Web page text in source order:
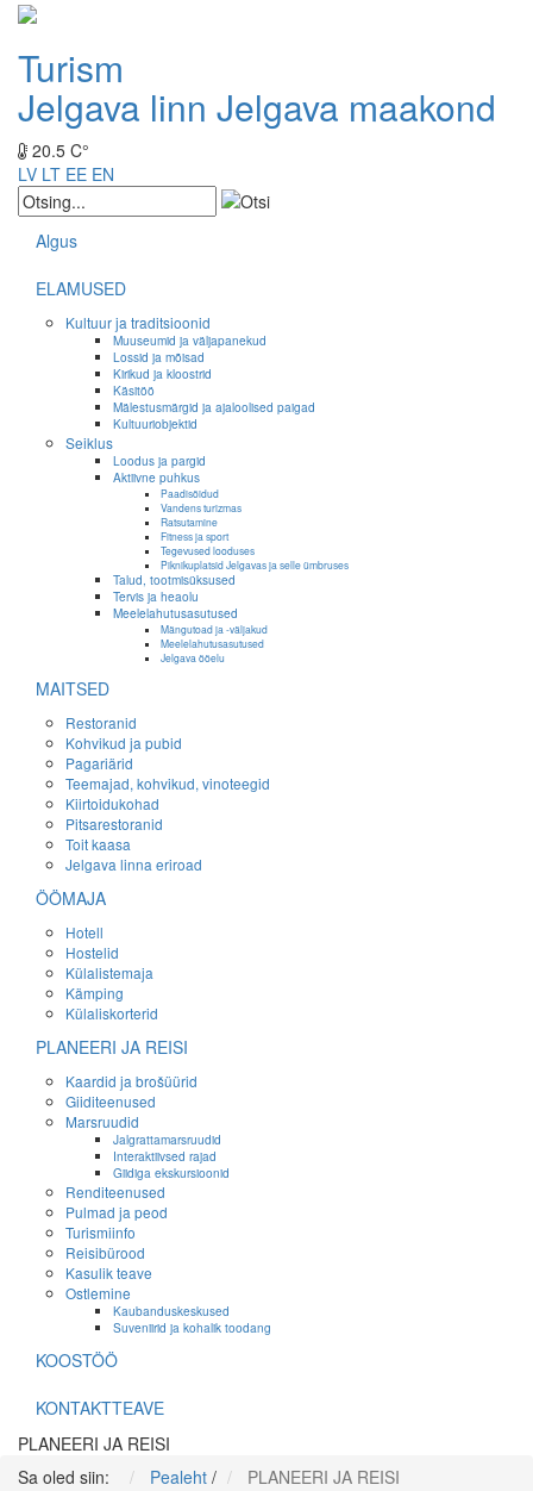
Turism
Jelgava linn Jelgava maakond
20.5 C°
LV LT EE EN
Algus
ELAMUSED
Kultuur ja traditsioonid
Muuseumid ja väljapanekud
Lossid ja mõisad
Kirikud ja kloostrid
Käsitöö
Mälestusmärgid ja ajaloolised paigad
Kultuuriobjektid
Seiklus
Loodus ja pargid
Aktiivne puhkus
Paadisõidud
Vandens turizmas
Ratsutamine
Fitness ja sport
Tegevused looduses
Piknikuplatsid Jelgavas ja selle ümbruses
Talud, tootmisüksused
Tervis ja heaolu
Meelelahutusasutused
Mängutoad ja -väljakud
Meelelahutusasutused
Jelgava ööelu
MAITSED
Restoranid
Kohvikud ja pubid
Pagariärid
Teemajad, kohvikud, vinoteegid
Kiirtoidukohad
Pitsarestoranid
Toit kaasa
Jelgava linna eriroad
ÖÖMAJA
Hotell
Hostelid
Külalistemaja
Kämping
Külaliskorterid
PLANEERI JA REISI
Kaardid ja brošüürid
Giiditeenused
Marsruudid
Jalgrattamarsruudid
Interaktiivsed rajad
Giidiga ekskursioonid
Renditeenused
Pulmad ja peod
Turismiinfo
Reisibürood
Kasulik teave
Ostlemine
Kaubanduskeskused
Suveniirid ja kohalik toodang
KOOSTÖÖ
KONTAKTTEAVE
PLANEERI JA REISI
Sa oled siin:
Pealeht / PLANEERI JA REISI